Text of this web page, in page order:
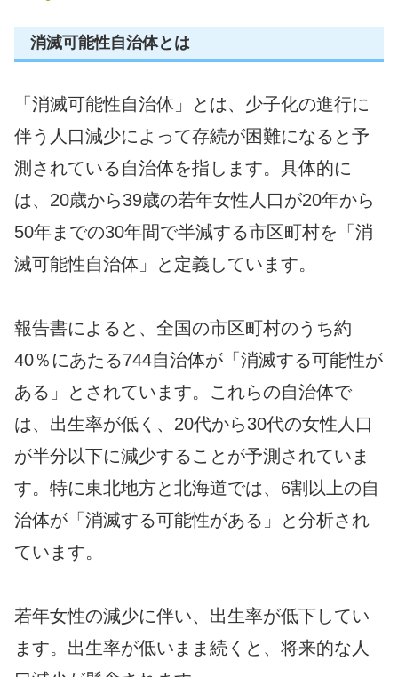
消滅可能性自治体とは
「消滅可能性自治体」とは、少子化の進行に
伴う人口減少によって存続が困難になると予
測されている自治体を指します。具体的に
は、20歳から39歳の若年女性人口が20年から
50年までの30年間で半減する市区町村を「消
滅可能性自治体」と定義しています。
報告書によると、全国の市区町村のうち約
40％にあたる744自治体が「消滅する可能性が
ある」とされています。これらの自治体で
は、出生率が低く、20代から30代の女性人口
が半分以下に減少することが予測されていま
す。特に東北地方と北海道では、6割以上の自
治体が「消滅する可能性がある」と分析され
ています。
若年女性の減少に伴い、出生率が低下してい
ます。出生率が低いまま続くと、将来的な人